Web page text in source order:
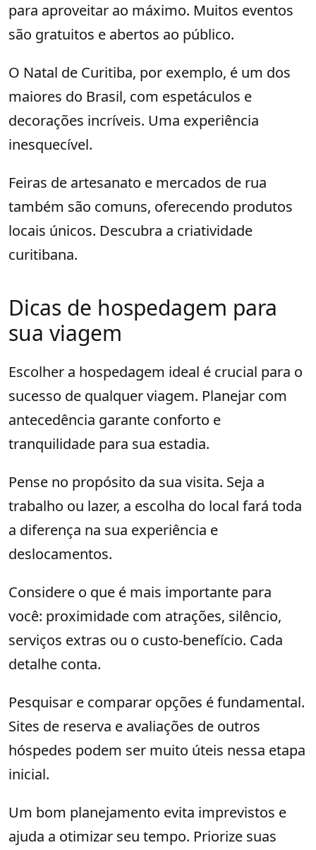
para aproveitar ao máximo. Muitos eventos
são gratuitos e abertos ao público.
O Natal de Curitiba, por exemplo, é um dos
maiores do Brasil, com espetáculos e
decorações incríveis. Uma experiência
inesquecível.
Feiras de artesanato e mercados de rua
também são comuns, oferecendo produtos
locais únicos. Descubra a criatividade
curitibana.
Dicas de hospedagem para
sua viagem
Escolher a hospedagem ideal é crucial para o
sucesso de qualquer viagem. Planejar com
antecedência garante conforto e
tranquilidade para sua estadia.
Pense no propósito da sua visita. Seja a
trabalho ou lazer, a escolha do local fará toda
a diferença na sua experiência e
deslocamentos.
Considere o que é mais importante para
você: proximidade com atrações, silêncio,
serviços extras ou o custo-benefício. Cada
detalhe conta.
Pesquisar e comparar opções é fundamental.
Sites de reserva e avaliações de outros
hóspedes podem ser muito úteis nessa etapa
inicial.
Um bom planejamento evita imprevistos e
ajuda a otimizar seu tempo. Priorize suas